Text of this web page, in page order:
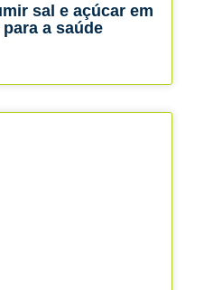
sal e açúcar em
a saúde